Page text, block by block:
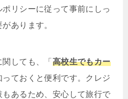
リシーに従って事前にしっ
あります。
しても、「 高校生でもカー
ておくと便利です。クレジ
あるため、安心して旅行で